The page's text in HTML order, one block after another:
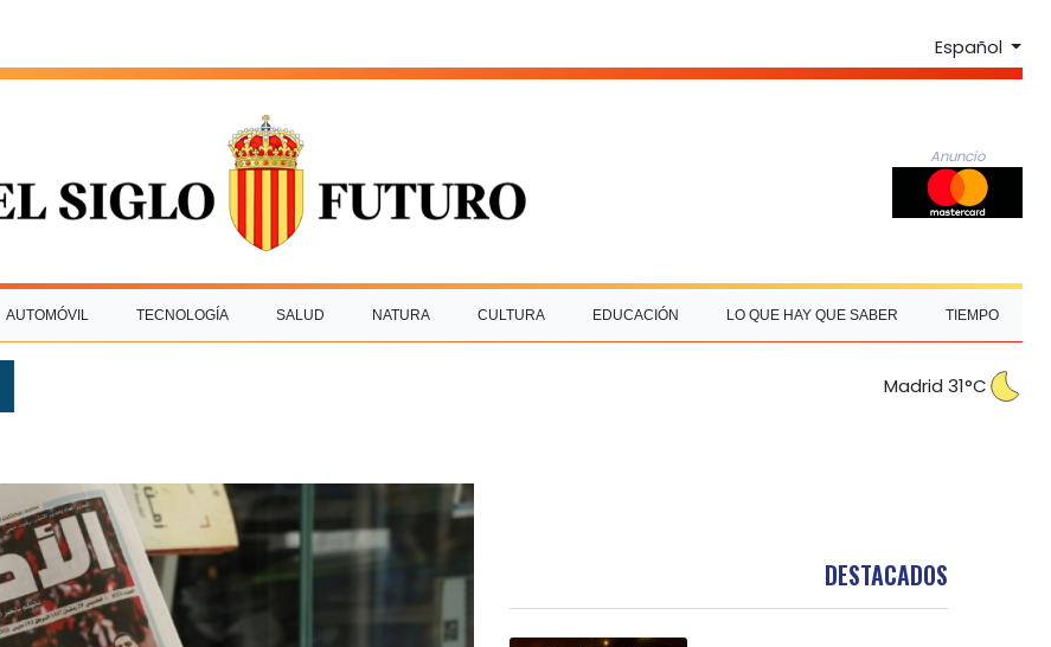
Español
Anuncio
AUTOMÓVIL TECNOLOGÍA SALUD NATURA CULTURA EDUCACIÓN LO QUE HAY QUE SABER TIEMPO
Madrid 31°C
DESTACADOS